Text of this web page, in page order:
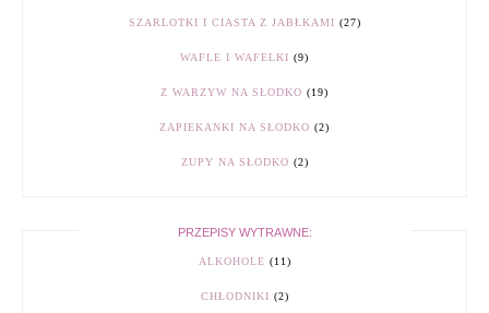
SZARLOTKI I CIASTA Z JABŁKAMI (27)
WAFLE I WAFELKI (9)
Z WARZYW NA SŁODKO (19)
ZAPIEKANKI NA SŁODKO (2)
ZUPY NA SŁODKO (2)
PRZEPISY WYTRAWNE:
ALKOHOLE (11)
CHŁODNIKI (2)